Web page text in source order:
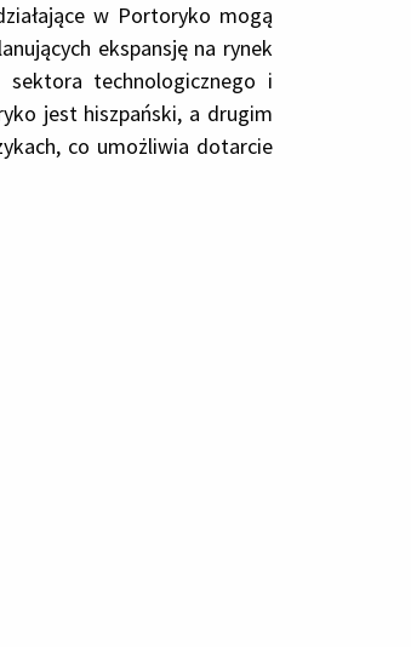
w Portoryko mogą
ekspansję na rynek
technologicznego i
jest hiszpański, a drugim
co umożliwia dotarcie